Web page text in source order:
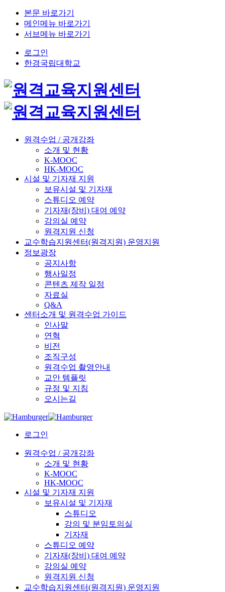
본문 바로가기
메인메뉴 바로가기
서브메뉴 바로가기
로그인
한경국립대학교
원격수업 / 공개강좌
소개 및 현황
K-MOOC
HK-MOOC
시설 및 기자재 지원
보유시설 및 기자재
스튜디오 예약
기자재(장비) 대여 예약
강의실 예약
원격지원 신청
교수학습지원센터(원격지원) 운영지원
정보광장
공지사항
행사일정
콘텐츠 제작 일정
자료실
Q&A
센터소개 및 원격수업 가이드
인사말
연혁
비전
조직구성
원격수업 촬영안내
교안 템플릿
규정 및 지침
오시는길
로그인
원격수업 / 공개강좌
소개 및 현황
K-MOOC
HK-MOOC
시설 및 기자재 지원
보유시설 및 기자재
스튜디오
강의 및 분임토의실
기자재
스튜디오 예약
기자재(장비) 대여 예약
강의실 예약
원격지원 신청
교수학습지원센터(원격지원) 운영지원